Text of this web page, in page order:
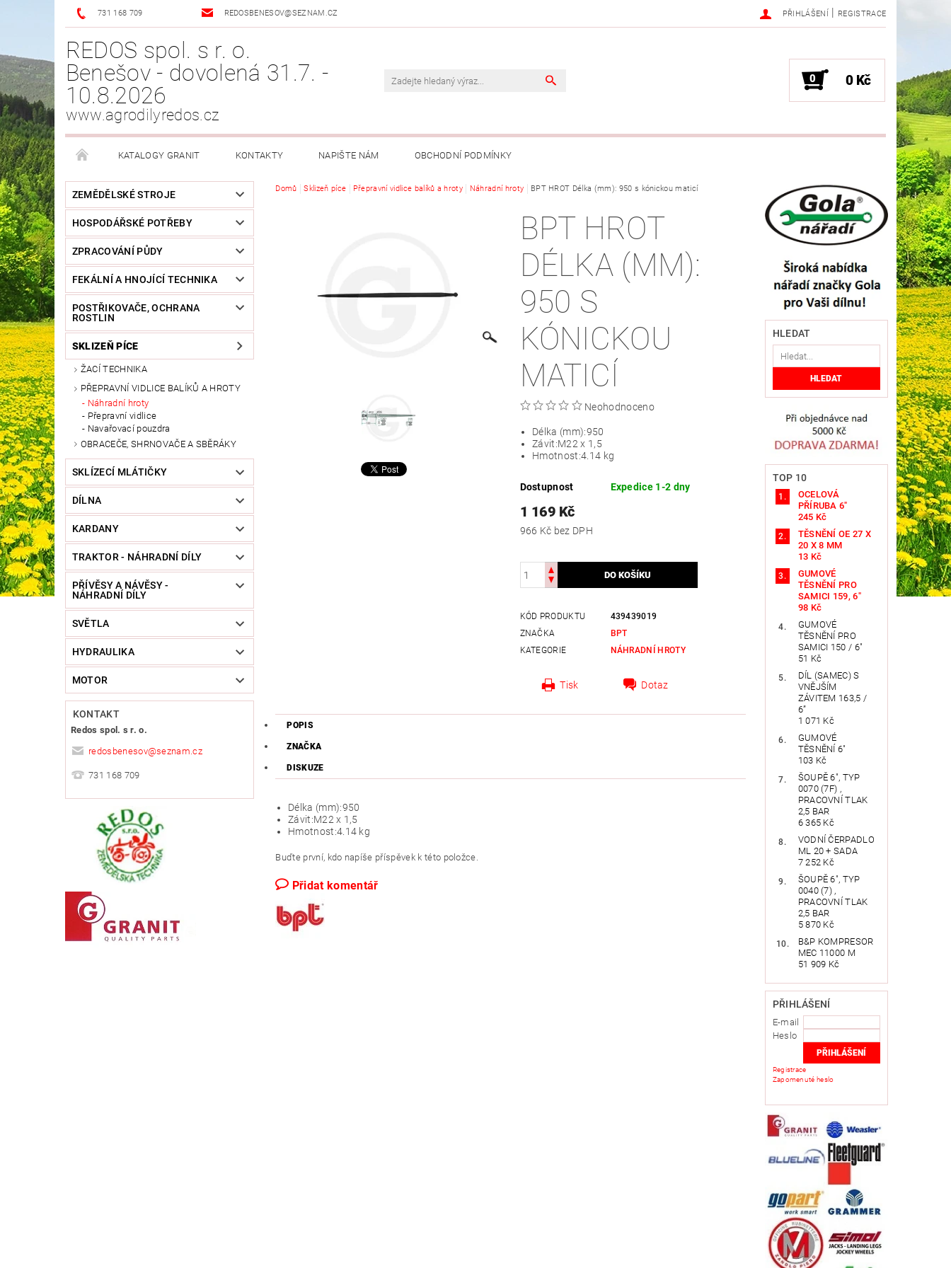
731 168 709 REDOSBENESOV@SEZNAM.CZ PŘIHLÁŠENÍ | REGISTRACE
REDOS spol. s r. o.
Benešov - dovolená 31.7. -
10.8.2026
www.agrodilyredos.cz
0 0 Kč
KATALOGY GRANIT KONTAKTY NAPIŠTE NÁM OBCHODNÍ PODMÍNKY
ZEMĚDĚLSKÉ STROJE
HOSPODÁŘSKÉ POTŘEBY
ZPRACOVÁNÍ PŮDY
FEKÁLNÍ A HNOJÍCÍ TECHNIKA
POSTŘIKOVAČE, OCHRANA
ROSTLIN
SKLIZEŇ PÍCE
ŽACÍ TECHNIKA
PŘEPRAVNÍ VIDLICE BALÍKŮ A HROTY
Náhradní hroty
Přepravní vidlice
Navařovací pouzdra
OBRACEČE, SHRNOVAČE A SBĚRÁKY
SKLÍZECÍ MLÁTIČKY
DÍLNA
KARDANY
TRAKTOR - NÁHRADNÍ DÍLY
PŘÍVĚSY A NÁVĚSY -
NÁHRADNÍ DÍLY
SVĚTLA
HYDRAULIKA
MOTOR
KONTAKT
Redos spol. s r. o.
redosbenesov@seznam.cz
731 168 709
Domů Sklizeň píce Přepravní vidlice balíků a hroty Náhradní hroty BPT HROT Délka (mm): 950 s kónickou maticí
BPT HROT
DÉLKA (MM):
950 S
KÓNICKOU
MATICÍ
Neohodnoceno
Délka (mm):950
Závit:M22 x 1,5
Hmotnost:4.14 kg
Dostupnost Expedice 1-2 dny
1 169 Kč
966 Kč bez DPH
KÓD PRODUKTU
439439019
ZNAČKA
BPT
KATEGORIE
NÁHRADNÍ HROTY
Tisk Dotaz
POPIS
ZNAČKA
DISKUZE
Délka (mm):950
Závit:M22 x 1,5
Hmotnost:4.14 kg
Buďte první, kdo napíše příspěvek k této položce.
Přidat komentář
HLEDAT
TOP 10
OCELOVÁ
PŘÍRUBA 6"
245 Kč
TĚSNĚNÍ OE 27 X
20 X 8 MM
13 Kč
GUMOVÉ
TĚSNĚNÍ PRO
SAMICI 159, 6"
98 Kč
GUMOVÉ
TĚSNĚNÍ PRO
SAMICI 150 / 6"
51 Kč
DÍL (SAMEC) S
VNĚJŠÍM
ZÁVITEM 163,5 /
6”
1 071 Kč
GUMOVÉ
TĚSNĚNÍ 6"
103 Kč
ŠOUPĚ 6", TYP
0070 (7F) ,
PRACOVNÍ TLAK
2,5 BAR
6 365 Kč
VODNÍ ČERPADLO
ML 20 + SADA
7 252 Kč
ŠOUPĚ 6", TYP
0040 (7) ,
PRACOVNÍ TLAK
2,5 BAR
5 870 Kč
B&P KOMPRESOR
MEC 11000 M
51 909 Kč
PŘIHLÁŠENÍ
E-mail
Heslo
Registrace
Zapomenuté heslo